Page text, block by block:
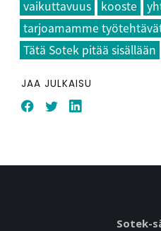
vaikuttavuus kooste
tarjoamamme
Tätä Sotek pitää sisällään
JAA JULKAISU
Sotek-